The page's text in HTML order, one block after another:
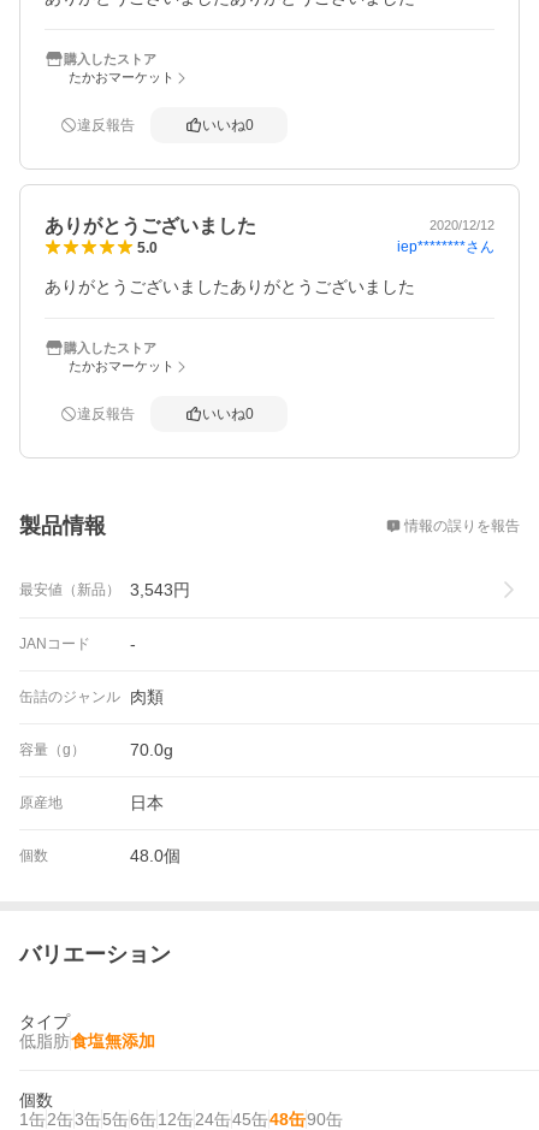
購入したストア
たかおマーケット
違反報告 いいね0
ありがとうございました 2020/12/12
5.0 iep********さん
ありがとうございましたありがとうございました
購入したストア
たかおマーケット
違反報告 いいね0
製品情報 情報の誤りを報告
最安値（新品） 3,543円
JANコード -
缶詰のジャンル 肉類
容量（g） 70.0g
原産地 日本
個数 48.0個
バリエーション
タイプ
低脂肪食塩無添加
個数
1缶2缶3缶5缶6缶12缶24缶45缶48缶90缶